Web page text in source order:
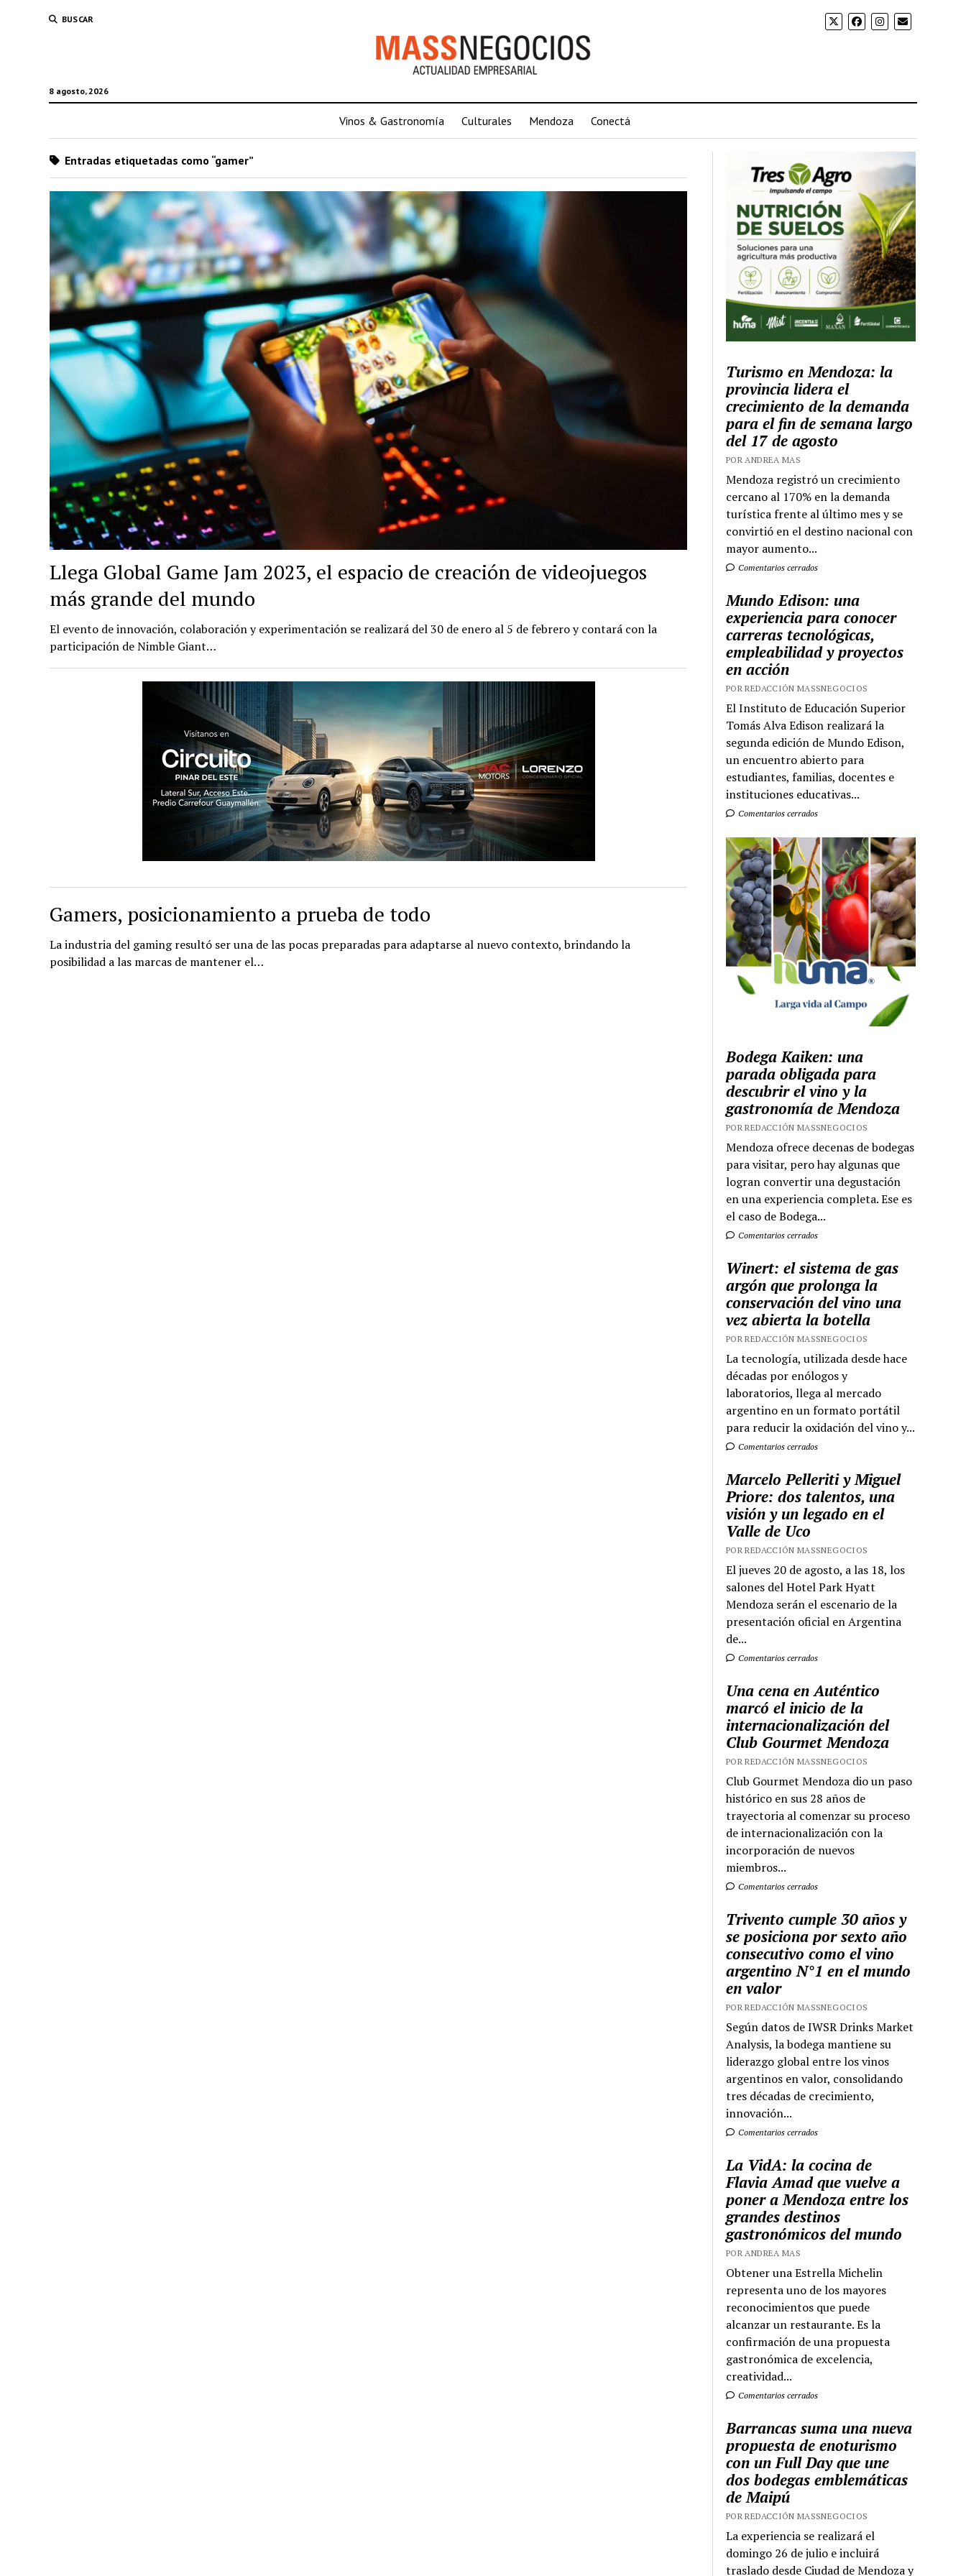
BUSCAR
8 agosto, 2026
Vinos & Gastronomía Culturales Mendoza Conectá
Entradas etiquetadas como “gamer”
Llega Global Game Jam 2023, el espacio de creación de videojuegos
más grande del mundo
El evento de innovación, colaboración y experimentación se realizará del 30 de enero al 5 de febrero y contará con la
participación de Nimble Giant…
Gamers, posicionamiento a prueba de todo
La industria del gaming resultó ser una de las pocas preparadas para adaptarse al nuevo contexto, brindando la
posibilidad a las marcas de mantener el…
Turismo en Mendoza: la
provincia lidera el
crecimiento de la demanda
para el fin de semana largo
del 17 de agosto
POR ANDREA MAS
Mendoza registró un crecimiento
cercano al 170% en la demanda
turística frente al último mes y se
convirtió en el destino nacional con
mayor aumento...
Comentarios cerrados
Mundo Edison: una
experiencia para conocer
carreras tecnológicas,
empleabilidad y proyectos
en acción
POR REDACCIÓN MASSNEGOCIOS
El Instituto de Educación Superior
Tomás Alva Edison realizará la
segunda edición de Mundo Edison,
un encuentro abierto para
estudiantes, familias, docentes e
instituciones educativas...
Comentarios cerrados
Bodega Kaiken: una
parada obligada para
descubrir el vino y la
gastronomía de Mendoza
POR REDACCIÓN MASSNEGOCIOS
Mendoza ofrece decenas de bodegas
para visitar, pero hay algunas que
logran convertir una degustación
en una experiencia completa. Ese es
el caso de Bodega...
Comentarios cerrados
Winert: el sistema de gas
argón que prolonga la
conservación del vino una
vez abierta la botella
POR REDACCIÓN MASSNEGOCIOS
La tecnología, utilizada desde hace
décadas por enólogos y
laboratorios, llega al mercado
argentino en un formato portátil
para reducir la oxidación del vino y...
Comentarios cerrados
Marcelo Pelleriti y Miguel
Priore: dos talentos, una
visión y un legado en el
Valle de Uco
POR REDACCIÓN MASSNEGOCIOS
El jueves 20 de agosto, a las 18, los
salones del Hotel Park Hyatt
Mendoza serán el escenario de la
presentación oficial en Argentina
de...
Comentarios cerrados
Una cena en Auténtico
marcó el inicio de la
internacionalización del
Club Gourmet Mendoza
POR REDACCIÓN MASSNEGOCIOS
Club Gourmet Mendoza dio un paso
histórico en sus 28 años de
trayectoria al comenzar su proceso
de internacionalización con la
incorporación de nuevos
miembros...
Comentarios cerrados
Trivento cumple 30 años y
se posiciona por sexto año
consecutivo como el vino
argentino N°1 en el mundo
en valor
POR REDACCIÓN MASSNEGOCIOS
Según datos de IWSR Drinks Market
Analysis, la bodega mantiene su
liderazgo global entre los vinos
argentinos en valor, consolidando
tres décadas de crecimiento,
innovación...
Comentarios cerrados
La VidA: la cocina de
Flavia Amad que vuelve a
poner a Mendoza entre los
grandes destinos
gastronómicos del mundo
POR ANDREA MAS
Obtener una Estrella Michelin
representa uno de los mayores
reconocimientos que puede
alcanzar un restaurante. Es la
confirmación de una propuesta
gastronómica de excelencia,
creatividad...
Comentarios cerrados
Barrancas suma una nueva
propuesta de enoturismo
con un Full Day que une
dos bodegas emblemáticas
de Maipú
POR REDACCIÓN MASSNEGOCIOS
La experiencia se realizará el
domingo 26 de julio e incluirá
traslado desde Ciudad de Mendoza y